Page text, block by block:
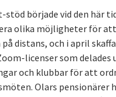
stöd började vid den här
olika möjligheter för
distans, och i april
licenser som delades
och klubbar för att
Olars pensionärer